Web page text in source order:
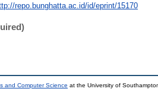
repo.bunghatta.ac.id/id/eprint/15170
and Computer Science at the University of